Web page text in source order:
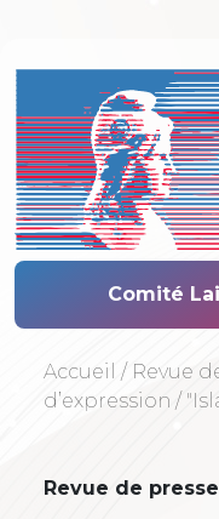
Comité
Accueil / Revue
d’expression /
Revue de